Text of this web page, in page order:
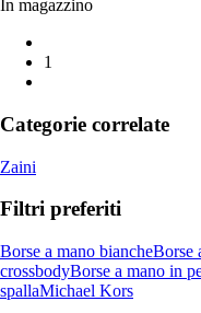
In magazzino
1
Categorie correlate
Zaini
Filtri preferiti
Borse a mano biancheBorse
crossbodyBorse a mano in
spallaMichael Kors